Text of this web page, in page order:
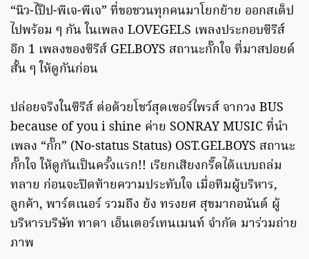
“นิว-ไป๊ป-พีเจ-พีเจ” ที่ขอชวนทุกคนมาโยกย้าย ออกสเต็ป
ไปพร้อม ๆ กัน ในเพลง LOVEGELS เพลงประกอบซีรีส์
อีก 1 เพลงของซีรีส์ GELBOYS สถานะกั๊กใจ ที่มาสปอยด์
สั้น ๆ ให้ดูกันก่อน
ปล่อยจริงในซีรีส์ ต่อด้วยโชว์สุดเซอร์ไพรส์ จากวง BUS
because of you i shine ค่าย SONRAY MUSIC ที่นำ
เพลง “กั๊ก” (No-status Status) OST.GELBOYS สถานะ
กั๊กใจ ให้ดูกันเป็นครั้งแรก!! เรียกเสียงกรี๊ดได้แบบถล่ม
ทลาย ก่อนจะปิดท้ายความประทับใจ เมื่อทีมผู้บริหาร,
ลูกค้า, พาร์ตเนอร์ รวมถึง ย้ง ทรงยศ สุขมากอนันต์ ผู้
บริหารบริษัท ทาดา เอ็นเตอร์เทนเมนท์ จำกัด มาร่วมถ่าย
ภาพ